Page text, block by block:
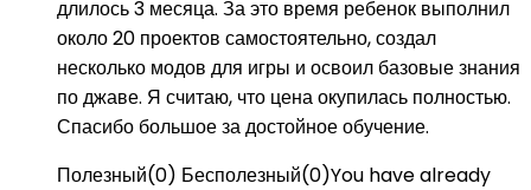
длилось 3 месяца. За это время ребенок выполнил
около 20 проектов самостоятельно, создал
несколько модов для игры и освоил базовые знания
по джаве. Я считаю, что цена окупилась полностью.
Спасибо большое за достойное обучение.
Полезный(0) Бесполезный(0)You have already